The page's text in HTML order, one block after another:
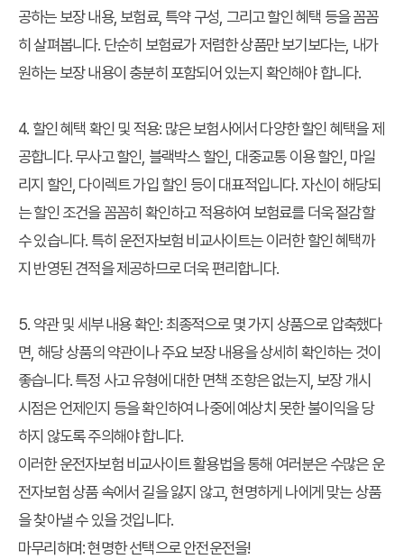
공하는 보장 내용, 보험료, 특약 구성, 그리고 할인 혜택 등을 꼼꼼
히 살펴봅니다. 단순히 보험료가 저렴한 상품만 보기보다는, 내가
원하는 보장 내용이 충분히 포함되어 있는지 확인해야 합니다.
4. 할인 혜택 확인 및 적용: 많은 보험사에서 다양한 할인 혜택을 제
공합니다. 무사고 할인, 블랙박스 할인, 대중교통 이용 할인, 마일
리지 할인, 다이렉트 가입 할인 등이 대표적입니다. 자신이 해당되
는 할인 조건을 꼼꼼히 확인하고 적용하여 보험료를 더욱 절감할
수 있습니다. 특히 운전자보험 비교사이트는 이러한 할인 혜택까
지 반영된 견적을 제공하므로 더욱 편리합니다.
5. 약관 및 세부 내용 확인: 최종적으로 몇 가지 상품으로 압축했다
면, 해당 상품의 약관이나 주요 보장 내용을 상세히 확인하는 것이
좋습니다. 특정 사고 유형에 대한 면책 조항은 없는지, 보장 개시
시점은 언제인지 등을 확인하여 나중에 예상치 못한 불이익을 당
하지 않도록 주의해야 합니다.
이러한 운전자보험 비교사이트 활용법을 통해 여러분은 수많은 운
전자보험 상품 속에서 길을 잃지 않고, 현명하게 나에게 맞는 상품
을 찾아낼 수 있을 것입니다.
마무리하며: 현명한 선택으로 안전운전을!